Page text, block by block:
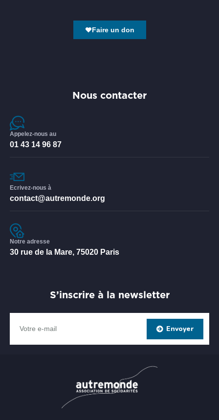
Faire un don
Nous contacter
Appelez-nous au
01 43 14 96 87
Ecrivez-nous à
contact@autremonde.org
Notre adresse
30 rue de la Mare, 75020 Paris
S’inscrire à la newsletter